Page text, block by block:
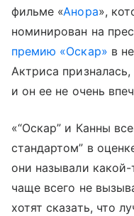
фильме «Анора»,
номинирован на
премию «Оскар» в
Актриса
и он ее не очень
«“Оскар” и Канны
стандартом” в
они называли
чаще всего не
хотят сказать, что